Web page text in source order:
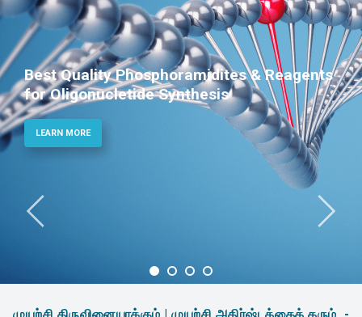
Best Quality Phosphoramidites & Reagents
for Oligonucletide Synthesis
LEARN MORE